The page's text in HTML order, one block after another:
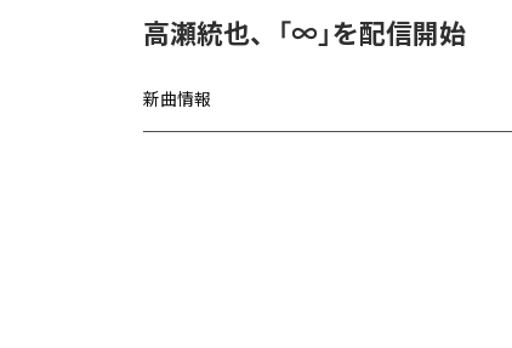
高瀬統也、「∞」を配信開始
新曲情報